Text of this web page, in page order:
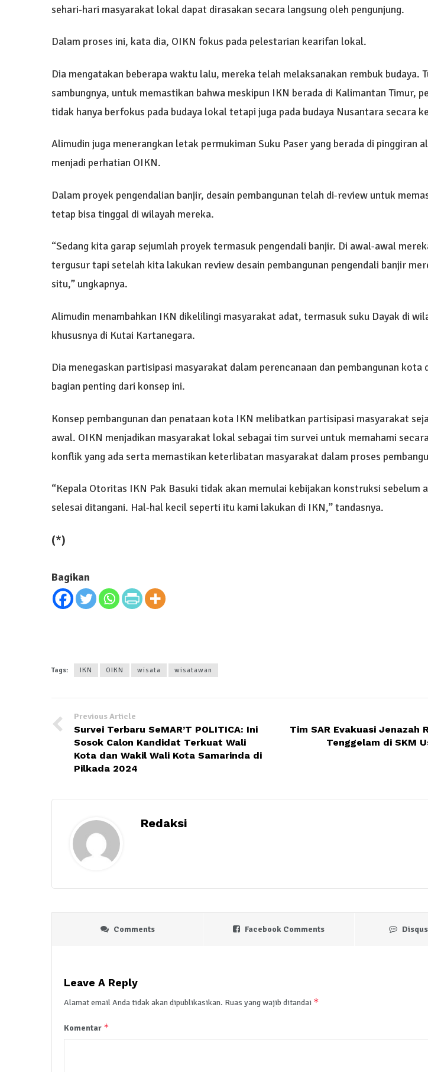
sehari-hari masyarakat lokal dapat dirasakan secara langsung oleh pengunjung.
Dalam proses ini, kata dia, OIKN fokus pada pelestarian kearifan lokal.
Dia mengatakan beberapa waktu lalu, mereka telah melaksanakan rembuk budaya.
sambungnya, untuk memastikan bahwa meskipun IKN berada di Kalimantan Timur,
tidak hanya berfokus pada budaya lokal tetapi juga pada budaya Nusantara secara
Alimudin juga menerangkan letak permukiman Suku Paser yang berada di pinggiran
menjadi perhatian OIKN.
Dalam proyek pengendalian banjir, desain pembangunan telah di-review untuk
tetap bisa tinggal di wilayah mereka.
“Sedang kita garap sejumlah proyek termasuk pengendali banjir. Di awal-awal
tergusur tapi setelah kita lakukan review desain pembangunan pengendali banjir
situ,” ungkapnya.
Alimudin menambahkan IKN dikelilingi masyarakat adat, termasuk suku Dayak di
khususnya di Kutai Kartanegara.
Dia menegaskan partisipasi masyarakat dalam perencanaan dan pembangunan kota
bagian penting dari konsep ini.
Konsep pembangunan dan penataan kota IKN melibatkan partisipasi masyarakat
awal. OIKN menjadikan masyarakat lokal sebagai tim survei untuk memahami
konflik yang ada serta memastikan keterlibatan masyarakat dalam proses
“Kepala Otoritas IKN Pak Basuki tidak akan memulai kebijakan konstruksi sebelum
selesai ditangani. Hal-hal kecil seperti itu kami lakukan di IKN,” tandasnya.
(*)
Bagikan
Tags: IKN OIKN wisata wisatawan
Previous Article
Survei Terbaru SeMAR’T POLITICA: Ini
Sosok Calon Kandidat Terkuat Wali
Kota dan Wakil Wali Kota Samarinda di
Pilkada 2024
Tim SAR Evakuasi Jenazah
Tenggelam di SKM
Redaksi
Comments Facebook Comments
Leave A Reply
Alamat email Anda tidak akan dipublikasikan. Ruas yang wajib ditandai *
Komentar *